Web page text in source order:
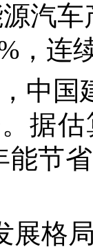
汽
，连
中
据
能节
展格